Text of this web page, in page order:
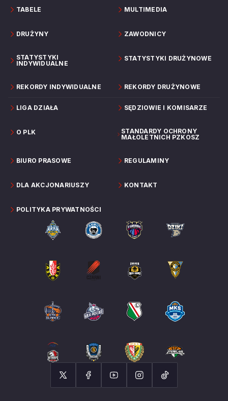
TABELE MULTIMEDIA
DRUŻYNY ZAWODNICY
STATYSTYKI
INDYWIDUALNE
STATYSTYKI DRUŻYNOWE
REKORDY INDYWIDUALNE REKORDY DRUŻYNOWE
LIGA DZIAŁA SĘDZIOWIE I KOMISARZE
O PLK
STANDARDY OCHRONY
MAŁOLETNICH PZKOSZ
BIURO PRASOWE REGULAMINY
DLA AKCJONARIUSZY KONTAKT
POLITYKA PRYWATNOŚCI